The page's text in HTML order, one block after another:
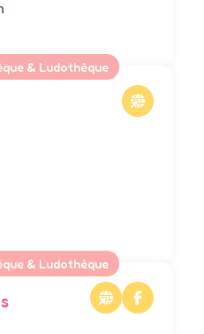
& Ludothèque
& Ludothèque